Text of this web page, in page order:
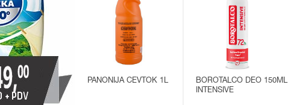
PANONIJA CEVTOK 1L
BOROTALCO DEO 150ML
INTENSIVE